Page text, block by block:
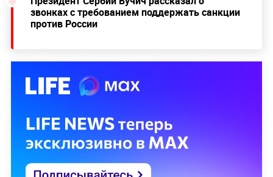
звонках с требованием поддержать санкции
против России